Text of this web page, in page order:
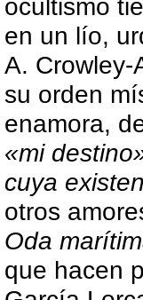
ocultismo
en un lío,
A. Crowley-
su orden
enamora,
«mi
cuya
otros
Oda
que hacen